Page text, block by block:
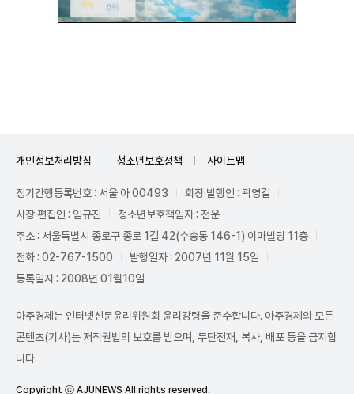
개인정보처리방침 청소년보호정책 사이트맵
정기간행등록번호 : 서울 아 00493
회장·발행인 : 곽영길
사장·편집인 : 임규진
청소년보호책임자 : 전운
주소 : 서울특별시 종로구 종로 1길 42(수송동 146-1) 이마빌딩 11층
전화 : 02-767-1500
발행일자 : 2007년 11월 15일
등록일자 : 2008년 01월10일
아주경제는 인터넷신문윤리위원회 윤리강령을 준수합니다. 아주경제의 모든
콘텐츠(기사)는 저작권법의 보호를 받으며, 무단전재, 복사, 배포 등을 금지합
니다.
Copyright ⓒ AJUNEWS All rights reserved.